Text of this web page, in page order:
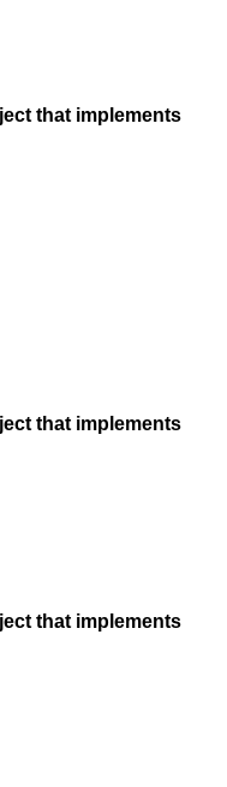
that implements
that implements
that implements